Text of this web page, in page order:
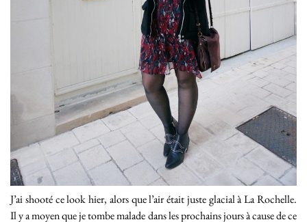
J’ai shooté ce look hier, alors que l’air était juste glacial à La Rochelle.
Il y a moyen que je tombe malade dans les prochains jours à cause de ce